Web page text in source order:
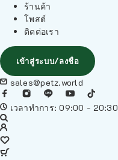
ร้านค้า
โพสต์
ติดต่อเรา
เข้าสู่ระบบ/ลงชื่อ
sales@petz.world
เวลาทำการ: 09:00 - 20:30